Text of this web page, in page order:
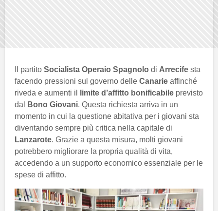
Il partito Socialista Operaio Spagnolo di Arrecife sta
facendo pressioni sul governo delle Canarie affinché
riveda e aumenti il
limite d’affitto bonificabile previsto
dal
Bono Giovani. Questa richiesta arriva in un
momento in cui la questione abitativa per i giovani sta
diventando sempre più critica nella capitale di
Lanzarote. Grazie a questa misura, molti giovani
potrebbero migliorare la propria qualità di vita,
accedendo a un supporto economico essenziale per le
spese di affitto.